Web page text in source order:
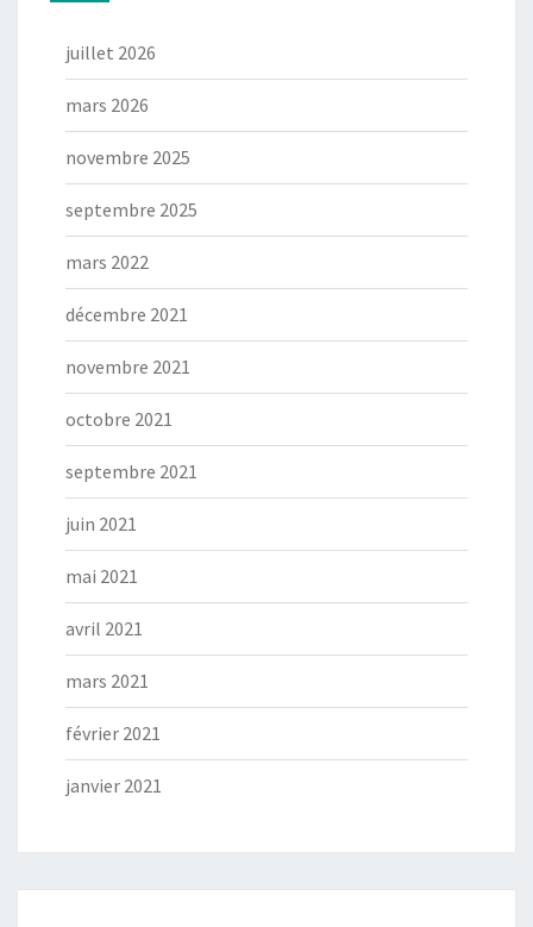
juillet 2026
mars 2026
novembre 2025
septembre 2025
mars 2022
décembre 2021
novembre 2021
octobre 2021
septembre 2021
juin 2021
mai 2021
avril 2021
mars 2021
février 2021
janvier 2021